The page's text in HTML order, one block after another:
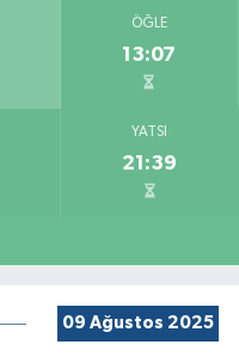
ÖĞLE
13:07
YATSI
21:39
09 Ağustos 2025